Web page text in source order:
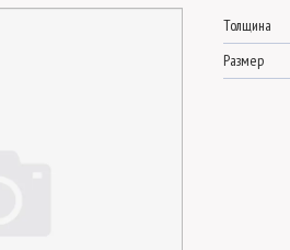
Толщина
Размер